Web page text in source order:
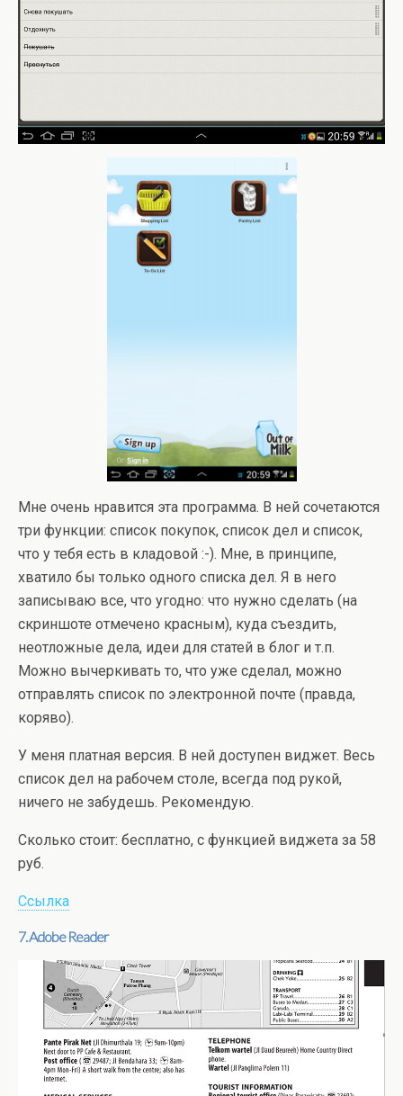
Мне очень нравится эта программа. В ней сочетаются
три функции: список покупок, список дел и список,
что у тебя есть в кладовой :-). Мне, в принципе,
хватило бы только одного списка дел. Я в него
записываю все, что угодно: что нужно сделать (на
скриншоте отмечено красным), куда съездить,
неотложные дела, идеи для статей в блог и т.п.
Можно вычеркивать то, что уже сделал, можно
отправлять список по электронной почте (правда,
коряво).
У меня платная версия. В ней доступен виджет. Весь
список дел на рабочем столе, всегда под рукой,
ничего не забудешь. Рекомендую.
Сколько стоит: бесплатно, с функцией виджета за 58
руб.
Ссылка
7. Adobe Reader